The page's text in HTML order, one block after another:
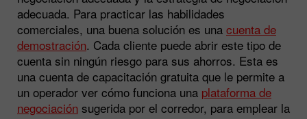
adecuada. Para practicar las habilidades
comerciales, una buena solución es una cuenta de
demostración. Cada cliente puede abrir este tipo de
cuenta sin ningún riesgo para sus ahorros. Esta es
una cuenta de capacitación gratuita que le permite a
un operador ver cómo funciona una plataforma de
negociación sugerida por el corredor, para emplear la